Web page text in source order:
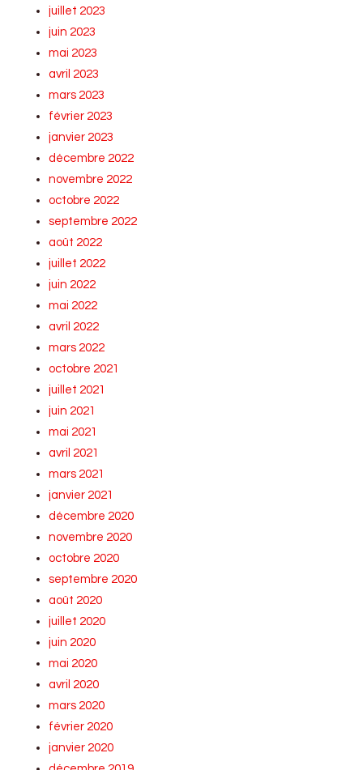
juillet 2023
juin 2023
mai 2023
avril 2023
mars 2023
février 2023
janvier 2023
décembre 2022
novembre 2022
octobre 2022
septembre 2022
août 2022
juillet 2022
juin 2022
mai 2022
avril 2022
mars 2022
octobre 2021
juillet 2021
juin 2021
mai 2021
avril 2021
mars 2021
janvier 2021
décembre 2020
novembre 2020
octobre 2020
septembre 2020
août 2020
juillet 2020
juin 2020
mai 2020
avril 2020
mars 2020
février 2020
janvier 2020